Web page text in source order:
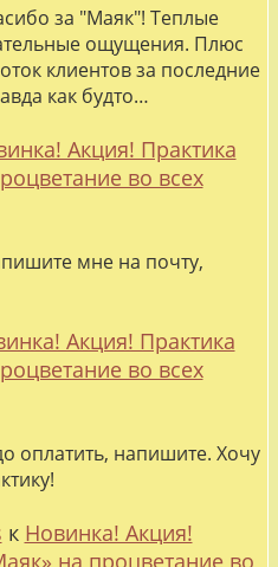
за "Маяк"! Теплые
ощущения. Плюс
клиентов за последние
как будто…
Акция! Практика
во всех
мне на почту,
Акция! Практика
во всех
оплатить, напишите. Хочу
к Новинка! Акция!
на процветание во